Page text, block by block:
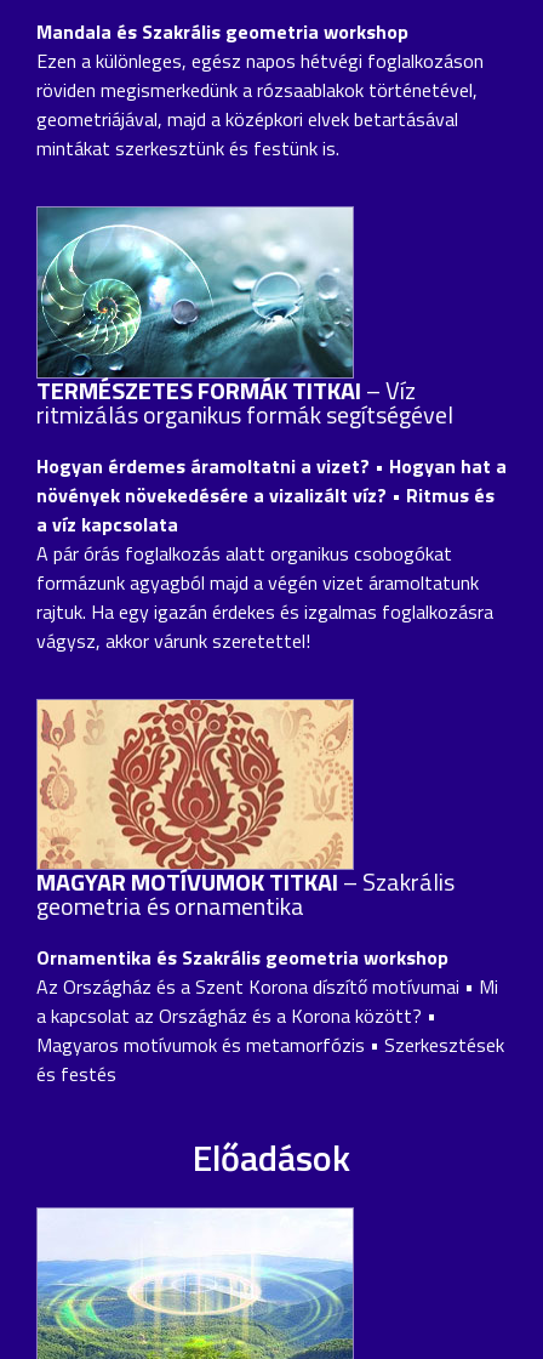
Mandala és Szakrális geometria workshop
Ezen a különleges, egész napos hétvégi foglalkozáson
röviden megismerkedünk a rózsaablakok történetével,
geometriájával, majd a középkori elvek betartásával
mintákat szerkesztünk és festünk is.
TERMÉSZETES FORMÁK TITKAI– Víz
ritmizálás organikus formák segítségével
Hogyan érdemes áramoltatni a vizet? • Hogyan hat a
növények növekedésére a vizalizált víz? • Ritmus és
a víz kapcsolata
A pár órás foglalkozás alatt organikus csobogókat
formázunk agyagból majd a végén vizet áramoltatunk
rajtuk. Ha egy igazán érdekes és izgalmas foglalkozásra
vágysz, akkor várunk szeretettel!
MAGYAR MOTÍVUMOK TITKAI– Szakrális
geometria és ornamentika
Ornamentika és Szakrális geometria workshop
Az Országház és a Szent Korona díszítő motívumai • Mi
a kapcsolat az Országház és a Korona között? •
Magyaros motívumok és metamorfózis • Szerkesztések
és festés
Előadások